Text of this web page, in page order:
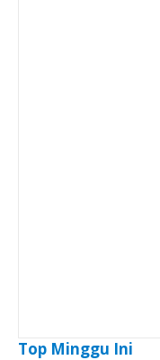
Top Minggu Ini